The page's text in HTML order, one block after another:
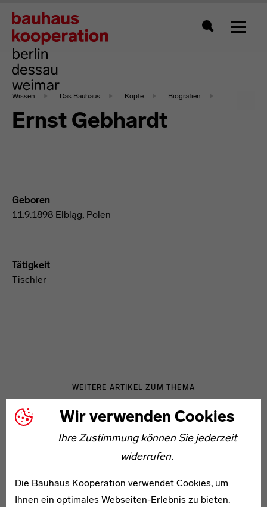
Wir verwenden Cookies
Ihre Zustimmung können Sie jederzeit
widerrufen.
Die Bauhaus Kooperation verwendet Cookies, um
Ihnen ein optimales Webseiten-Erlebnis zu bieten.
Zeigt
Wissen Das Bauhaus Köpfe Biografien
Ernst Gebhardt
Geboren
11.9.1898 Elbląg, Polen
Tätigkeit
Tischler
WEITERE ARTIKEL ZUM THEMA
Alfred Ehrhardt
1901–1984